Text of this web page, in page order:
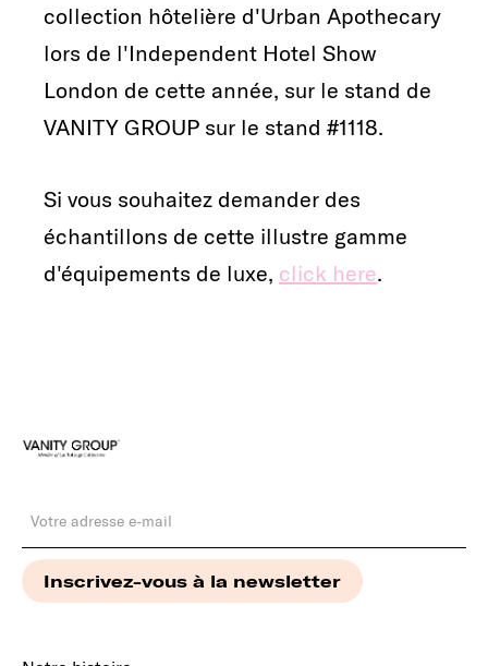
collection hôtelière d'Urban Apothecary
lors de l'Independent Hotel Show
London de cette année, sur le stand de
VANITY GROUP sur le stand #1118.
Si vous souhaitez demander des
échantillons de cette illustre gamme
d'équipements de luxe, click here.